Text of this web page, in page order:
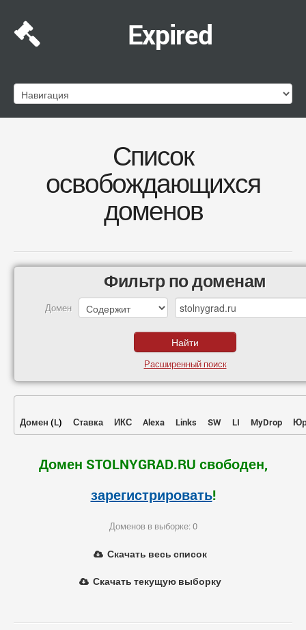
Expired
Список
освобождающихся
доменов
Фильтр по доменам
Домен
Расширенный поиск
Домен (L) Ставка ИКС Alexa Links SW LI MyDrop
Домен STOLNYGRAD.RU свободен,
зарегистрировать!
Доменов в выборке: 0
Скачать весь список
Скачать текущую выборку